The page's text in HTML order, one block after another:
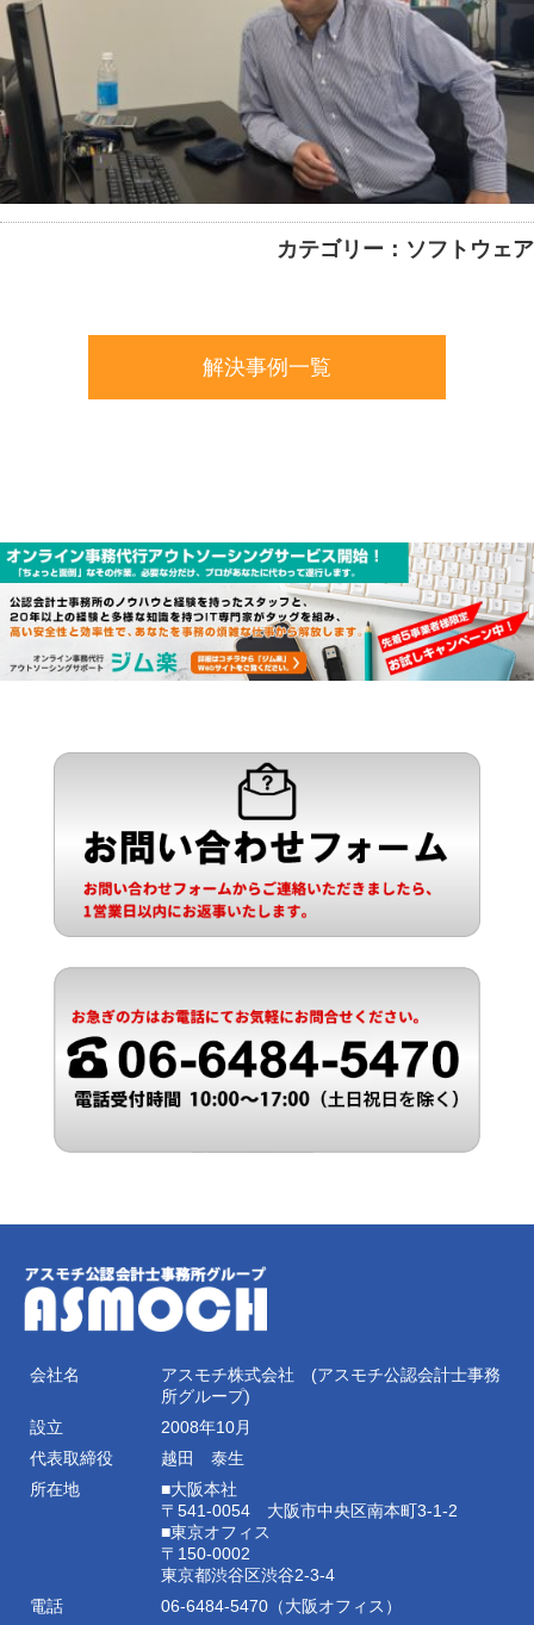
カテゴリー：ソフトウェア
解決事例一覧
会社名
アスモチ株式会社 (アスモチ公認会計士事務
所グループ)
設立
2008年10月
代表取締役
越田 泰生
所在地
■大阪本社
〒541-0054 大阪市中央区南本町3-1-2
■東京オフィス
〒150-0002
東京都渋谷区渋谷2-3-4
電話
06-6484-5470（大阪オフィス）